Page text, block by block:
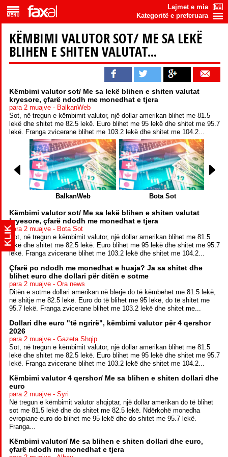
Lajmet e mia
Kategoritë e preferuara
KËMBIMI VALUTOR SOT/ ME SA LEKË
BLIHEN E SHITEN VALUTAT...
Këmbimi valutor sot/ Me sa lekë blihen e shiten valutat
kryesore, çfarë ndodh me monedhat e tjera
para 2 muajve - BalkanWeb
Sot, në tregun e këmbimit valutor, një dollar amerikan blihet me 81.5
lekë dhe shitet me 82.5 lekë. Euro blihet me 95 lekë dhe shitet me 95.7
lekë. Franga zvicerane blihet me 103.2 lekë dhe shitet me 104.2...
BalkanWeb Bota Sot
Këmbimi valutor sot/ Me sa lekë blihen e shiten valutat
kryesore, çfarë ndodh me monedhat e tjera
para 2 muajve - Bota Sot
Sot, në tregun e këmbimit valutor, një dollar amerikan blihet me 81.5
lekë dhe shitet me 82.5 lekë. Euro blihet me 95 lekë dhe shitet me 95.7
lekë. Franga zvicerane blihet me 103.2 lekë dhe shitet me 104.2...
Çfarë po ndodh me monedhat e huaja? Ja sa shitet dhe
blihet euro dhe dollari për ditën e sotme
para 2 muajve - Ora news
Ditën e sotme dollari amerikan në blerje do të këmbehet me 81.5 lekë,
në shitje me 82.5 lekë. Euro do të blihet me 95 lekë, do të shitet me
95.7 lekë. Franga zvicerane blihet me 103.2 lekë dhe shitet me...
Dollari dhe euro "të ngrirë", këmbimi valutor për 4 qershor
2026
para 2 muajve - Gazeta Shqip
Sot, në tregun e këmbimit valutor, një dollar amerikan blihet me 81.5
lekë dhe shitet me 82.5 lekë. Euro blihet me 95 lekë dhe shitet me 95.7
lekë. Franga zvicerane blihet me 103.2 lekë dhe shitet me 104.2...
Këmbimi valutor 4 qershor/ Me sa blihen e shiten dollari dhe
euro
para 2 muajve - Syri
Në tregun e këmbimit valutor shqiptar, një dollar amerikan do të blihet
sot me 81.5 lekë dhe do shitet me 82.5 lekë. Ndërkohë monedha
evropiane euro do blihet me 95 lekë dhe do shitet me 95.7 lekë.
Franga...
Këmbimi valutor/ Me sa blihen e shiten dollari dhe euro,
çfarë ndodh me monedhat e tjera
KLIK